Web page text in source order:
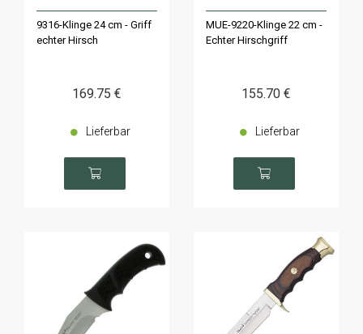
9316-Klinge 24 cm - Griff
echter Hirsch
169.75 €
Lieferbar
MUE-9220-Klinge 22 cm -
Echter Hirschgriff
155.70 €
Lieferbar